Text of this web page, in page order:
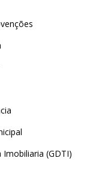
(GDTI)